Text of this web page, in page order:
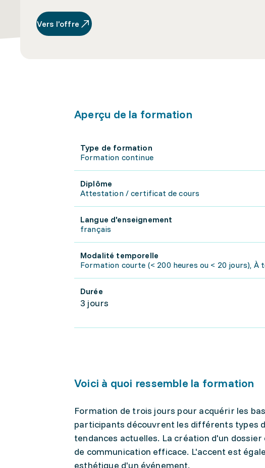
Vers l’offre
Aperçu de la formation
Type de formation
Formation continue
Diplôme
Attestation / certificat de cours
Langue d'enseignement
français
Modalité temporelle
Formation courte (< 200 heures ou < 20 jours), À
Durée
3 jours
Voici à quoi ressemble la formation
Formation de trois jours pour acquérir les
participants découvrent les différents types
tendances actuelles. La création d'un
de communication efficace. L'accent est
esthétique d'un événement.